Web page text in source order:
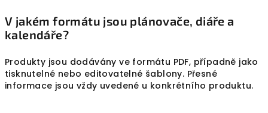
V jakém formátu jsou plánovače, diáře a
kalendáře?
Produkty jsou dodávány ve formátu PDF, případně jako
tisknutelné nebo editovatelné šablony. Přesné
informace jsou vždy uvedené u konkrétního produktu.